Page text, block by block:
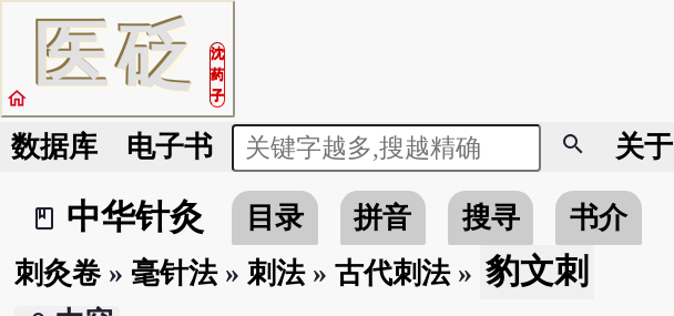
医砭
沈
药
子
home
数据库 电子书 search 关于
book_2
中华针灸 目录 拼音 搜寻
书介
刺灸卷» 毫针法» 刺法» 古代刺法» 豹文刺